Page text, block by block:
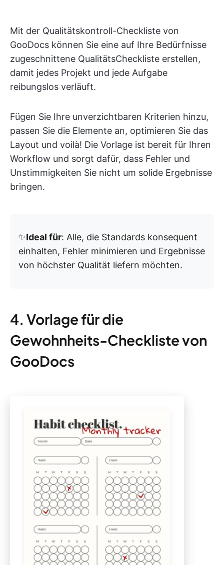
Mit der Qualitätskontroll-Checkliste von
GooDocs können Sie eine auf Ihre Bedürfnisse
zugeschnittene QualitätsCheckliste erstellen,
damit jedes Projekt und jede Aufgabe
reibungslos verläuft.
Fügen Sie Ihre unverzichtbaren Kriterien hinzu,
passen Sie die Elemente an, optimieren Sie das
Layout und voilà! Die Vorlage ist bereit für Ihren
Workflow und sorgt dafür, dass Fehler und
Unstimmigkeiten Sie nicht um solide Ergebnisse
bringen.
✨Ideal für: Alle, die Standards konsequent
einhalten, Fehler minimieren und Ergebnisse
von höchster Qualität liefern möchten.
4. Vorlage für die
Gewohnheits-Checkliste von
GooDocs